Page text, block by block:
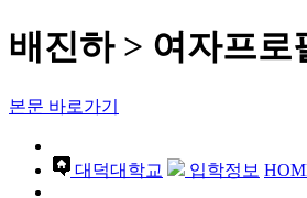
배진하 > 여자프로
본문 바로가기
대덕대학교 입학정보